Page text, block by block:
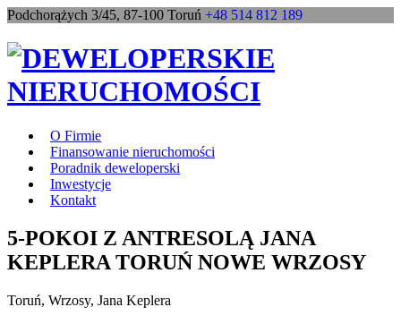
Podchorążych 3/45, 87-100 Toruń +48 514 812 189
O Firmie
Finansowanie nieruchomości
Poradnik deweloperski
Inwestycje
Kontakt
5-POKOI Z ANTRESOLĄ JANA
KEPLERA TORUŃ NOWE WRZOSY
Toruń, Wrzosy, Jana Keplera